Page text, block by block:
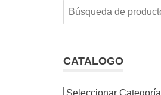
CATALOGO